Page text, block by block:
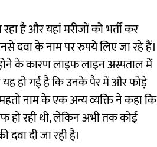
है और यहां मरीजों को भर्ती कर
दवा के नाम पर रुपये लिए जा रहे हैं।
के कारण लाइफ लाइन अस्पताल में
यह हो गई है कि उनके पैर में और फोड़े
नाम के एक अन्य व्यक्ति ने कहा कि
हो रही थी, लेकिन अभी तक कोई
दी जा रही है।